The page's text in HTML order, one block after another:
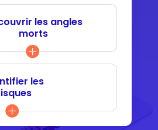
les angles
morts
les